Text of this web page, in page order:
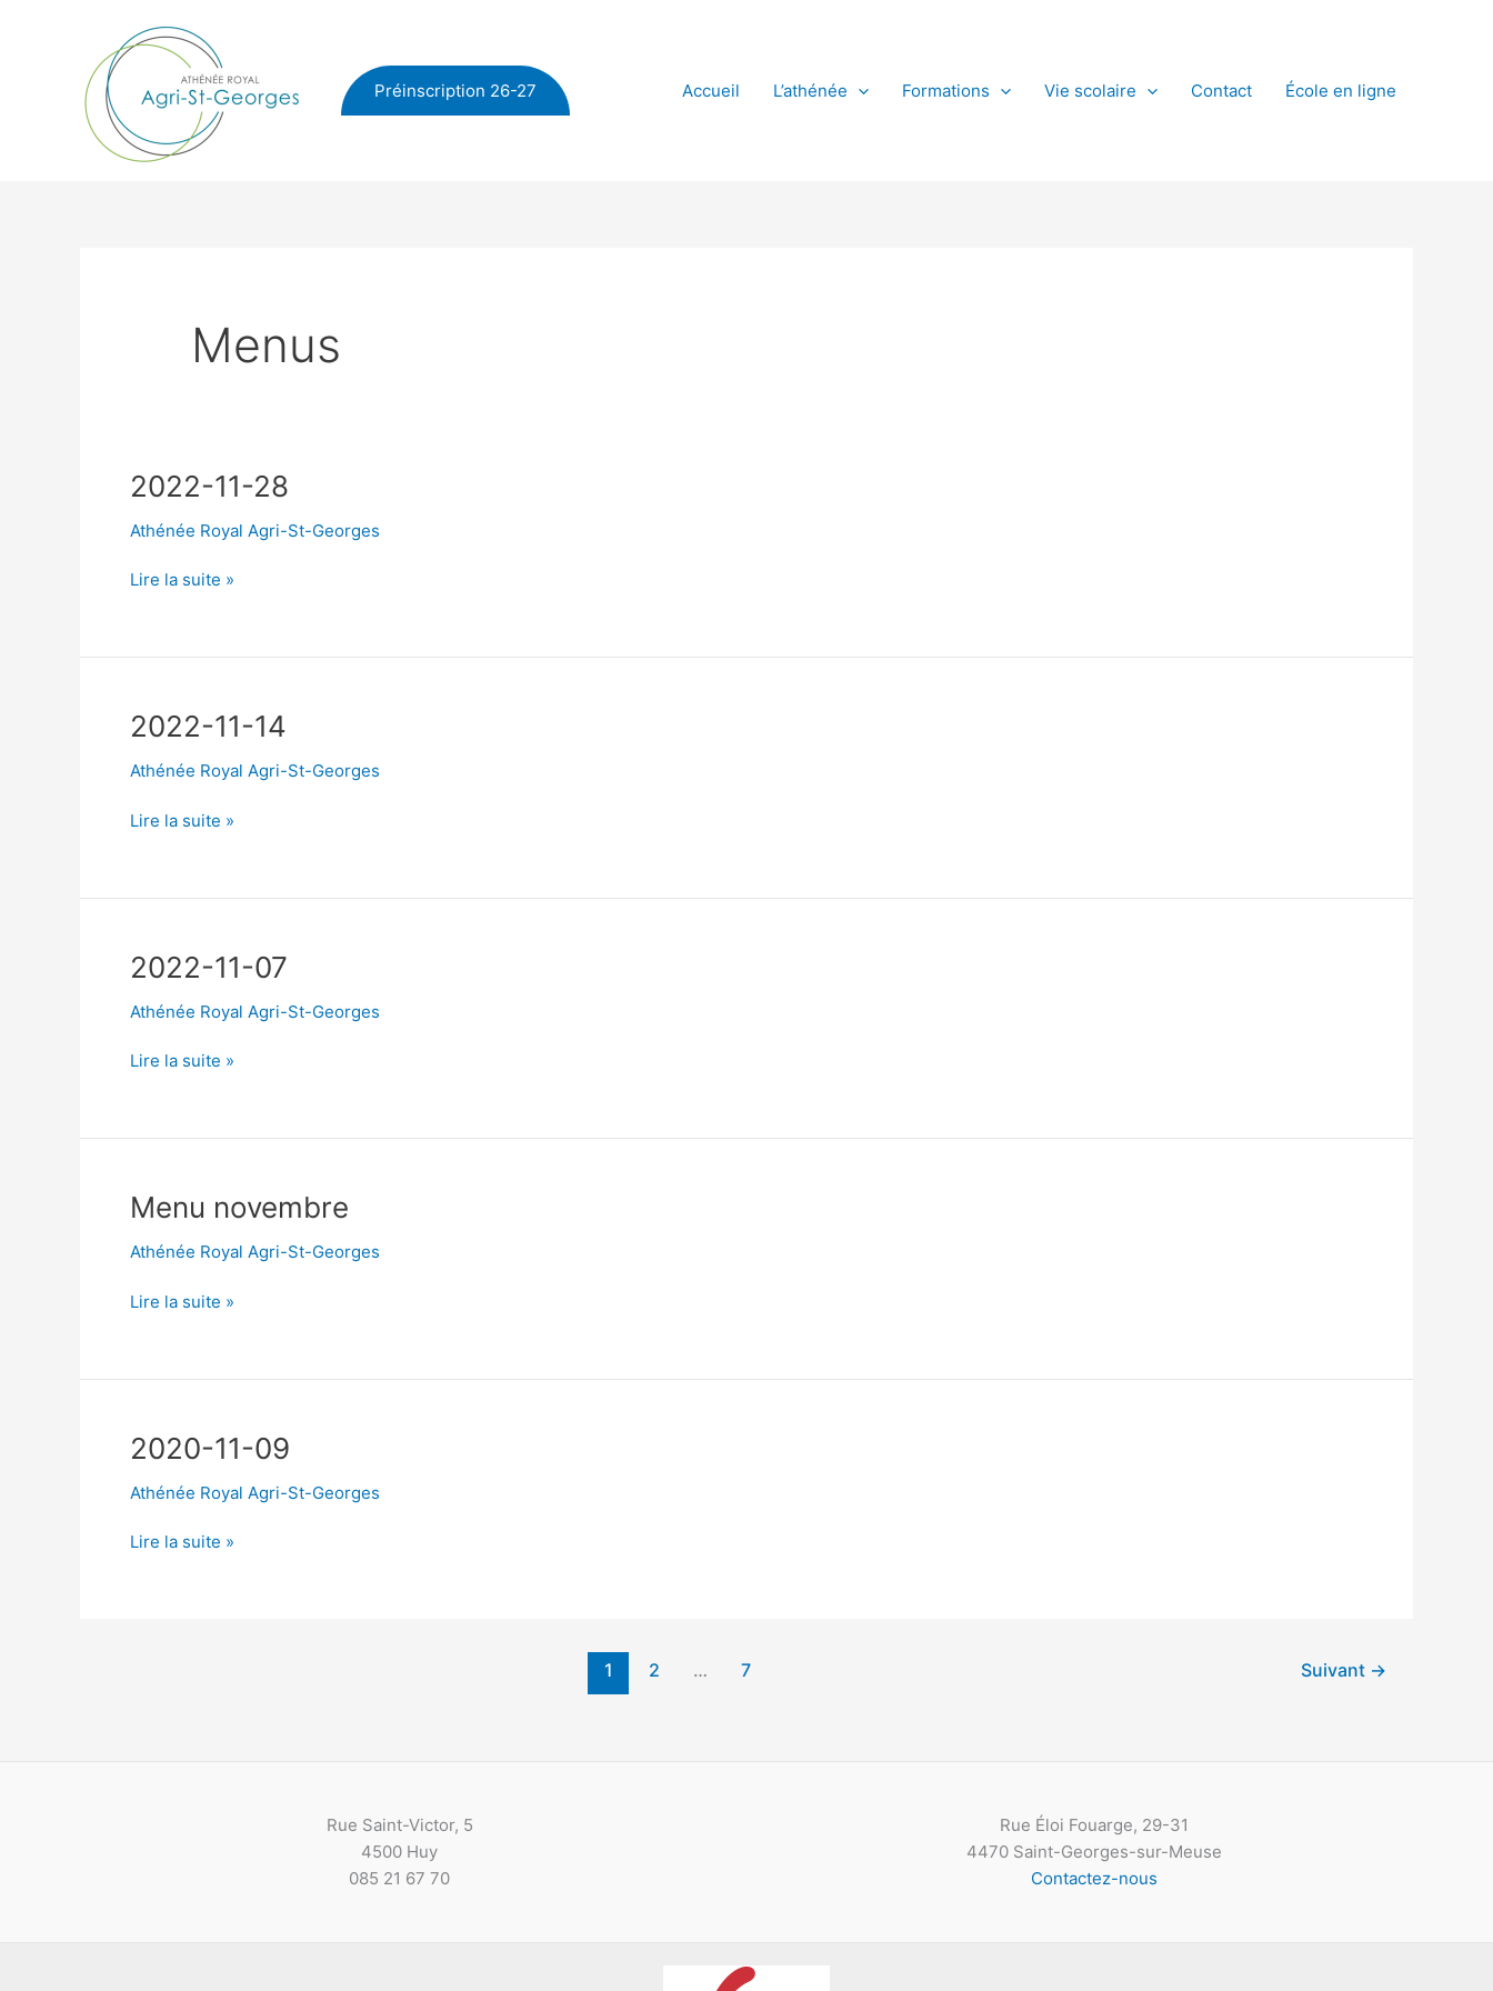
Préinscription 26-27
Accueil L’athénée Formations Vie scolaire Contact École en ligne
Menus
2022-11-28
Athénée Royal Agri-St-Georges
2022-
Lire la suite »
2022-11-14
Athénée Royal Agri-St-Georges
2022-
Lire la suite »
2022-11-07
Athénée Royal Agri-St-Georges
2022-
Lire la suite »
Menu novembre
Athénée Royal Agri-St-Georges
Menu
Lire la suite »
2020-11-09
Athénée Royal Agri-St-Georges
2020-
Lire la suite »
1 2 … 7 Suivant →
Rue Saint-Victor, 5
4500 Huy
085 21 67 70
Rue Éloi Fouarge, 29-31
4470 Saint-Georges-sur-Meuse
Contactez-nous